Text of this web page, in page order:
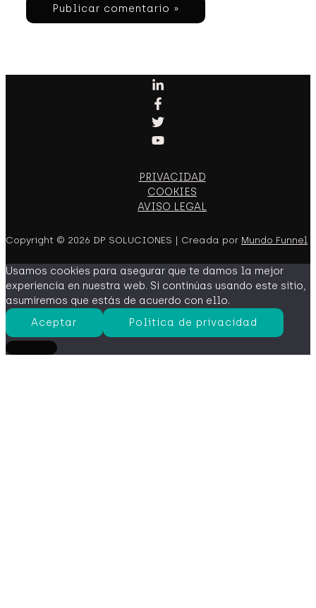
PRIVACIDAD
COOKIES
AVISO LEGAL
Copyright © 2026 DP SOLUCIONES | Creada por Mundo Funnel
Usamos cookies para asegurar que te damos la mejor
experiencia en nuestra web. Si continúas usando este sitio,
asumiremos que estás de acuerdo con ello.
Aceptar
Política de privacidad